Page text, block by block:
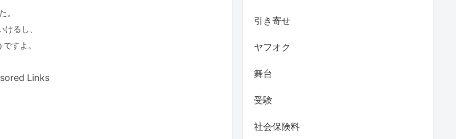
。
るし、
すよ。
Links
引き寄せ
ヤフオク
舞台
受験
社会保険料